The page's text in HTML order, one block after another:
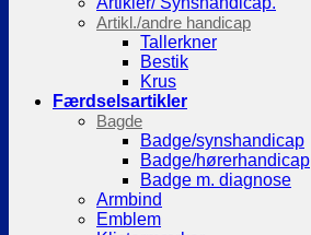
Artikl./andre handicap
Tallerkner
Bestik
Krus
Færdselsartikler
Bagde
Badge/synshandicap
Badge/hørerhandicap
Badge m. diagnose
Armbind
Emblem